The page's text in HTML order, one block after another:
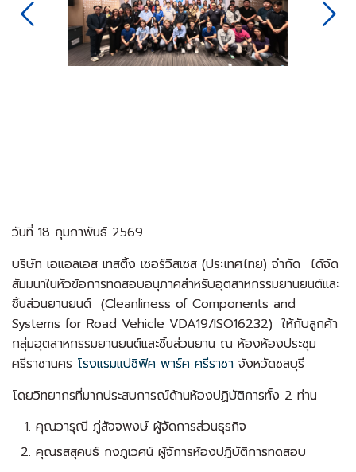
Next
วันที่ 18 กุมภาพันธ์ 2569
บริษัท เอแอลเอส เทสติ้ง เซอร์วิสเซส (ประเทศไทย) จำกัด ได้จัด
สัมมนาในหัวข้อการทดสอบอนุภาคสำหรับอุตสาหกรรมยานยนต์และ
ชิ้นส่วนยานยนต์ (Cleanliness of Components and
Systems for Road Vehicle VDA19/ISO16232) ให้กับลูกค้า
กลุ่มอุตสาหกรรมยานยนต์และชิ้นส่วนยาน ณ ห้องห้องประชุม
ศรีราชานคร โรงแรมแปซิฟิค พาร์ค ศรีราชา จังหวัดชลบุรี
โดยวิทยากรที่มากประสบการณ์ด้านห้องปฏิบัติการทั้ง 2 ท่าน
คุณวารุณี ภู่สัจจพงษ์ ผู้จัดการส่วนธุรกิจ
คุณรสสุคนธ์ กงภูเวศน์ ผู้จัการห้องปฏิบัติการทดสอบ